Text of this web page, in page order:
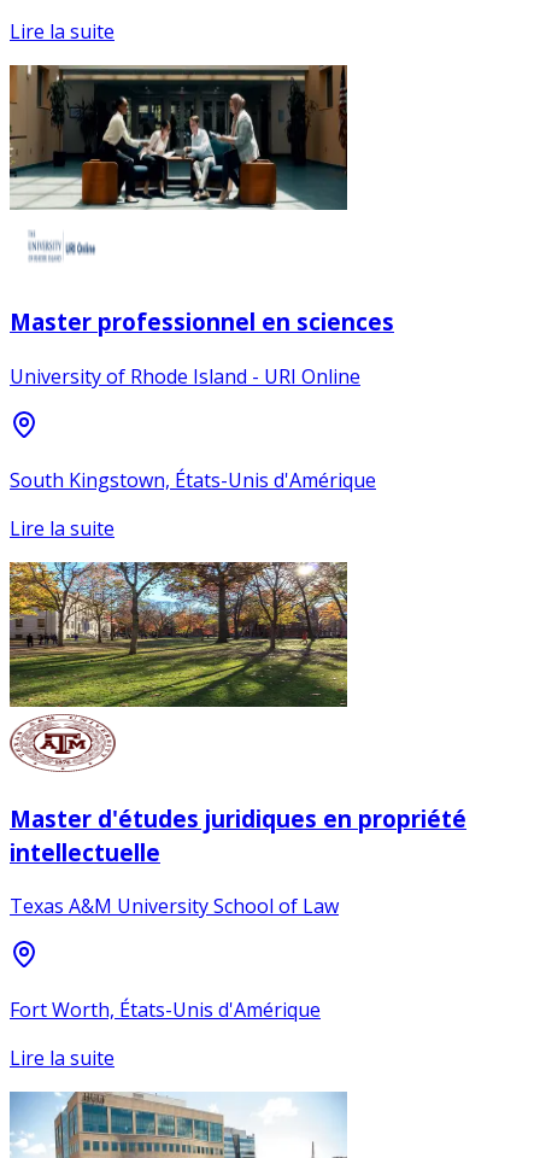
Lire la suite
Master professionnel en sciences
University of Rhode Island - URI Online
South Kingstown, États-Unis d'Amérique
Lire la suite
Master d'études juridiques en propriété
intellectuelle
Texas A&M University School of Law
Fort Worth, États-Unis d'Amérique
Lire la suite